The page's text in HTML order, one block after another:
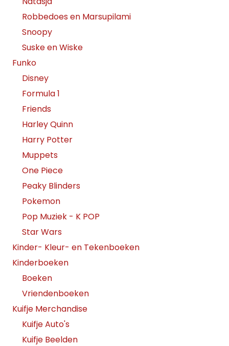
Robbedoes en Marsupilami
Snoopy
Suske en Wiske
Funko
Disney
Formula 1
Friends
Harley Quinn
Harry Potter
Muppets
One Piece
Peaky Blinders
Pokemon
Pop Muziek - K POP
Star Wars
Kinder- Kleur- en Tekenboeken
Kinderboeken
Boeken
Vriendenboeken
Kuifje Merchandise
Kuifje Auto's
Kuifje Beelden